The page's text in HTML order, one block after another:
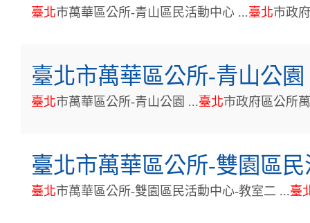
臺北市萬華區公所-青山區民活動中心 ...臺北市政
臺北市萬華區公所-青山公園
臺北市萬華區公所-青山公園 ...臺北市政府區公所
臺北市萬華區公所-雙園區
臺北市萬華區公所-雙園區民活動中心-教室二 ...臺